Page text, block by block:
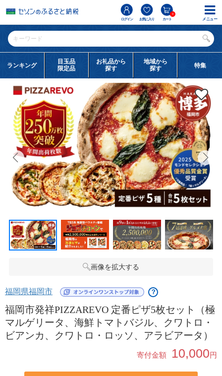
ログイン お気に入り カート
0
ランキング
目玉品
限定品
お礼品から
探す
地域から
探す
特集
画像を拡大する
福岡県福岡市 ？
福岡市発祥PIZZAREVO 定番ピザ5枚セット（極
マルゲリータ、海鮮トマトバジル、クワトロ・
ビアンカ、クワトロ・ロッソ、アラビアータ）
寄付金額 10,000円
メニュー